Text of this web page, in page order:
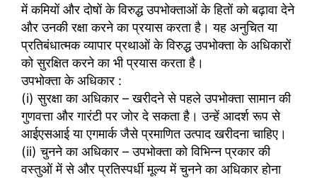
में कमियों और दोषों के विरुद्ध उपभोक्ताओं के हितों को बढ़ावा देने
और उनकी रक्षा करने का प्रयास करता है। यह अनुचित या
प्रतिबंधात्मक व्यापार प्रथाओं के विरुद्ध उपभोक्ता के अधिकारों
को सुरक्षित करने का भी प्रयास करता है।
उपभोक्ता के अधिकार :
(i) सुरक्षा का अधिकार – खरीदने से पहले उपभोक्ता सामान की
गुणवत्ता और गारंटी पर जोर दे सकता है। उन्हें आदर्श रूप से
आईएसआई या एगमार्क जैसे प्रमाणित उत्पाद खरीदना चाहिए।
(ii) चुनने का अधिकार – उपभोक्ता को विभिन्न प्रकार की
वस्तुओं में से और प्रतिस्पर्धी मूल्य में चुनने का अधिकार होना